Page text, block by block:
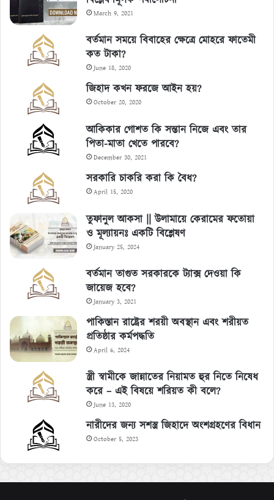
March 9, 2021
বর্তমান সময়ে বিবাহের ক্ষেত্রে মোহরে ফাতেমী
কত টাকা?
June 18, 2020
জিহাদ কখন ফরজে আইন হয়?
October 20, 2020
আকিকার গোশত কি সন্তান নিজে এবং তার
পিতা-মাতা খেতে পারবে?
December 30, 2021
সরকারি চাকরি করা কি বৈধ?
April 15, 2020
তুফানুল আকসা || উলামায়ে কেরামের ফতোয়া
ও মূল্যায়নঃ একটি বিশ্লেষণ
January 25, 2024
বর্তমান তাগুত সরকারকে ট্যাক্স দেওয়া কি
জায়েজ হবে?
January 3, 2021
পাকিস্তান রাষ্ট্রের শরয়ী অবস্থান এবং শরীয়ত
প্রতিষ্ঠার কর্মপদ্ধতি
April 6, 2024
স্ত্রী স্বামীকে জান্নাতের নিয়ামত হুর নিতে নিষেধ
করে – এই বিষয়ে শরিয়ত কী বলে?
June 13, 2020
নারীদের জন্য সশস্ত্র জিহাদে অংশগ্রহণের বিধান
October 5, 2023